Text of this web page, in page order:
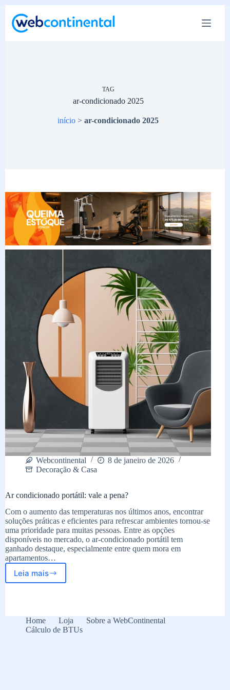
para
TAG
ar-condicionado 2025
início >ar-condicionado 2025
Webcontinental
8 de janeiro de 2026
Decoração & Casa
Ar condicionado portátil: vale a pena?
Com o aumento das temperaturas nos últimos anos, encontrar
soluções práticas e eficientes para refrescar ambientes tornou-se
uma prioridade para muitas pessoas. Entre as opções
disponíveis no mercado, o ar-condicionado portátil tem
ganhado destaque, especialmente entre quem mora em
apartamentos…
Leia mais
Ar
pena?
Home Loja
Sobre a WebContinental
Cálculo de BTUs